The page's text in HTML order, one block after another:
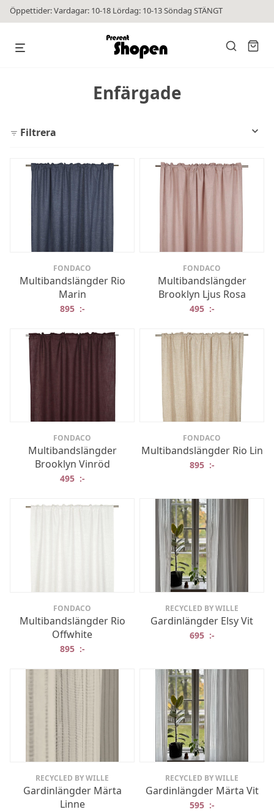
Öppettider: Vardagar: 10-18 Lördag: 10-13 Söndag STÄNGT
Enfärgade
Filtrera
FONDACO
Multibandslängder Rio
Marin
895 :-
FONDACO
Multibandslängder
Brooklyn Ljus Rosa
495 :-
FONDACO
Multibandslängder
Brooklyn Vinröd
495 :-
FONDACO
Multibandslängder Rio Lin
895 :-
FONDACO
Multibandslängder Rio
Offwhite
895 :-
RECYCLED BY WILLE
Gardinlängder Elsy Vit
695 :-
RECYCLED BY WILLE
Gardinlängder Märta
Linne
RECYCLED BY WILLE
Gardinlängder Märta Vit
595 :-